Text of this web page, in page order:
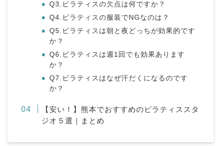
Q3.ピラティスの欠点は何ですか？
Q4.ピラティスの服装でNGなのは？
Q5.ピラティスは朝と夜どっちが効果的です
か？
Q6.ピラティスは週1回でも効果あります
か？
Q7.ピラティスはなぜ汗だくになるのです
か？
【安い！】熊本でおすすめのピラティススタ
ジオ５選｜まとめ